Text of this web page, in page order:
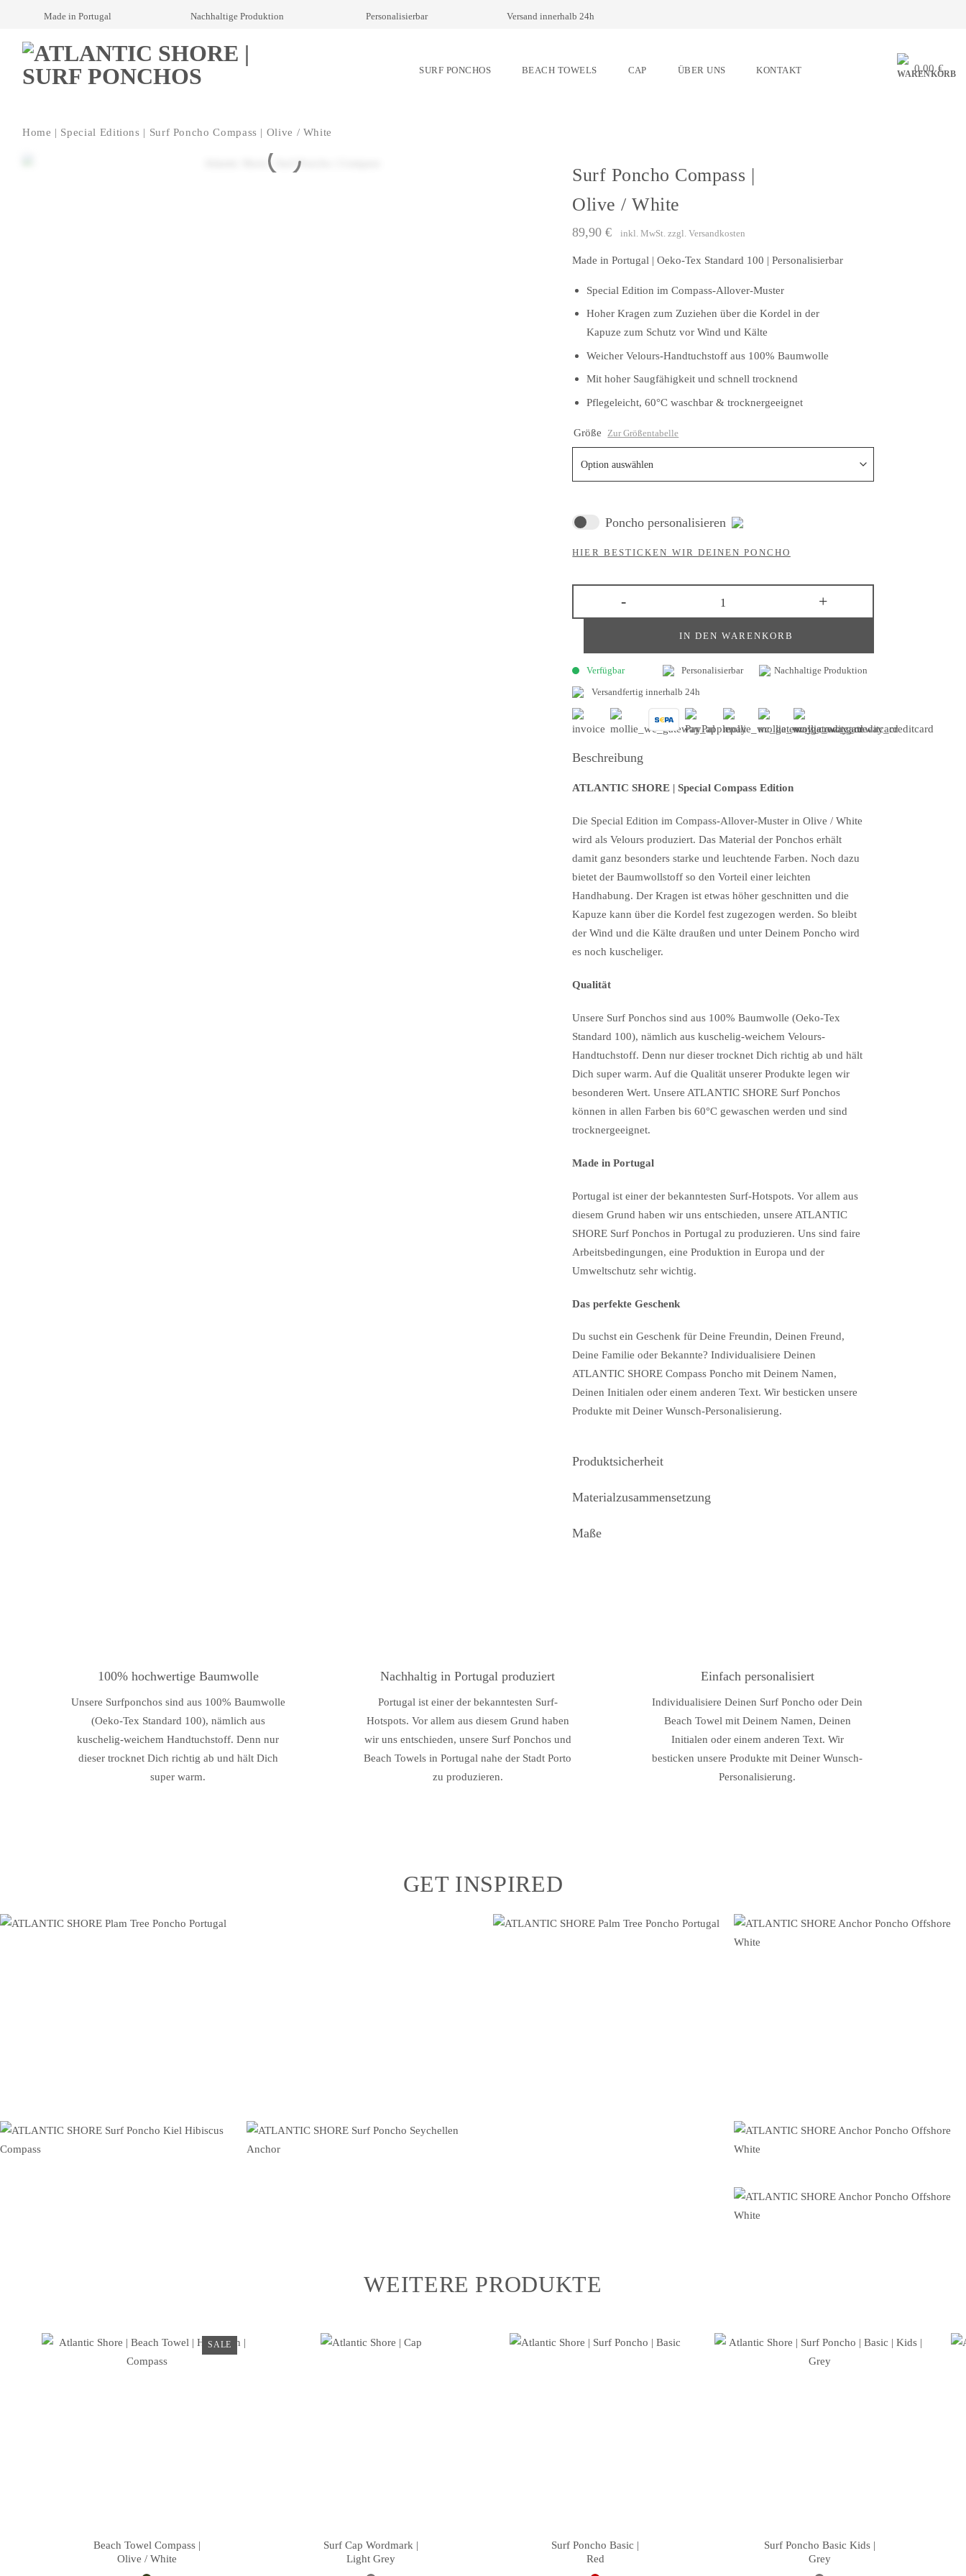
content
Made in Portugal Nachhaltige Produktion Personalisierbar Versand innerhalb 24h
SURF PONCHOS BEACH TOWELS CAP ÜBER UNS KONTAKT 0,00€
Home | Special Editions | Surf Poncho Compass | Olive / White
Surf Poncho Compass |
Olive / White
89,90€ inkl. MwSt. zzgl.Versandkosten
Made in Portugal | Oeko-Tex Standard 100 | Personalisierbar
Special Edition im Compass-Allover-Muster
Hoher Kragen zum Zuziehen über die Kordel in der
Kapuze zum Schutz vor Wind und Kälte
Weicher Velours-Handtuchstoff aus 100% Baumwolle
Mit hoher Saugfähigkeit und schnell trocknend
Pflegeleicht, 60°C waschbar & trocknergeeignet
Größe Zur Größentabelle
Poncho personalisieren
HIER BESTICKEN WIR DEINEN PONCHO
IN DEN WARENKORB
Verfügbar Personalisierbar
Nachhaltige Produktion
Versandfertig innerhalb 24h
Beschreibung
ATLANTIC SHORE | Special Compass Edition
Die Special Edition im Compass-Allover-Muster in Olive / White
wird als Velours produziert. Das Material der Ponchos erhält
damit ganz besonders starke und leuchtende Farben. Noch dazu
bietet der Baumwollstoff so den Vorteil einer leichten
Handhabung. Der Kragen ist etwas höher geschnitten und die
Kapuze kann über die Kordel fest zugezogen werden. So bleibt
der Wind und die Kälte draußen und unter Deinem Poncho wird
es noch kuscheliger.
Qualität
Unsere Surf Ponchos sind aus 100% Baumwolle (Oeko-Tex
Standard 100), nämlich aus kuschelig-weichem Velours-
Handtuchstoff. Denn nur dieser trocknet Dich richtig ab und hält
Dich super warm. Auf die Qualität unserer Produkte legen wir
besonderen Wert. Unsere ATLANTIC SHORE Surf Ponchos
können in allen Farben bis 60°C gewaschen werden und sind
trocknergeeignet.
Made in Portugal
Portugal ist einer der bekanntesten Surf-Hotspots. Vor allem aus
diesem Grund haben wir uns entschieden, unsere ATLANTIC
SHORE Surf Ponchos in Portugal zu produzieren. Uns sind faire
Arbeitsbedingungen, eine Produktion in Europa und der
Umweltschutz sehr wichtig.
Das perfekte Geschenk
Du suchst ein Geschenk für Deine Freundin, Deinen Freund,
Deine Familie oder Bekannte? Individualisiere Deinen
ATLANTIC SHORE Compass Poncho mit Deinem Namen,
Deinen Initialen oder einem anderen Text. Wir besticken unsere
Produkte mit Deiner Wunsch-Personalisierung.
Produktsicherheit
Materialzusammensetzung
Maße
100% hochwertige Baumwolle
Unsere Surfponchos sind aus 100% Baumwolle
(Oeko-Tex Standard 100), nämlich aus
kuschelig-weichem Handtuchstoff. Denn nur
dieser trocknet Dich richtig ab und hält Dich
super warm.
Nachhaltig in Portugal produziert
Portugal ist einer der bekanntesten Surf-
Hotspots. Vor allem aus diesem Grund haben
wir uns entschieden, unsere Surf Ponchos und
Beach Towels in Portugal nahe der Stadt Porto
zu produzieren.
Einfach personalisiert
Individualisiere Deinen Surf Poncho oder Dein
Beach Towel mit Deinem Namen, Deinen
Initialen oder einem anderen Text. Wir
besticken unsere Produkte mit Deiner Wunsch-
Personalisierung.
GET INSPIRED
WEITERE PRODUKTE
SALE
Beach Towel Compass |
Olive / White
Surf Cap Wordmark |
Light Grey
Surf Poncho Basic |
Red
Surf Poncho Basic Kids |
Grey